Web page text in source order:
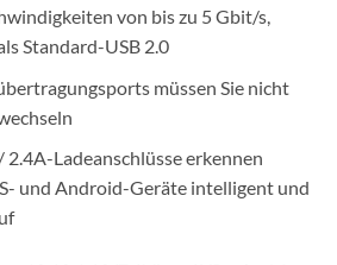
von bis zu 5 Gbit/s,
Standard-USB 2.0
müssen Sie nicht
2.4A-Ladeanschlüsse erkennen
und Android-Geräte intelligent und